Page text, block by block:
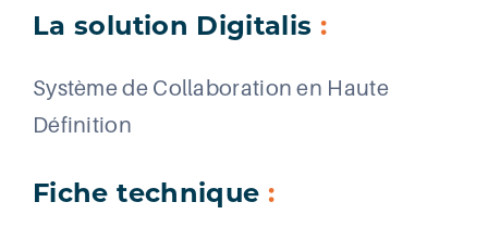
La solution Digitalis :
Système de Collaboration en Haute
Définition
Fiche technique :